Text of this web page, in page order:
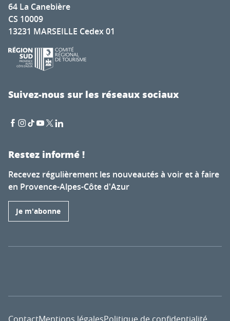
64 La Canebière
CS 10009
13231 MARSEILLE Cedex 01
Suivez-nous sur les réseaux sociaux
Restez informé !
Recevez régulièrement les nouveautés à voir et à faire
en Provence-Alpes-Côte d'Azur
Je m'abonne